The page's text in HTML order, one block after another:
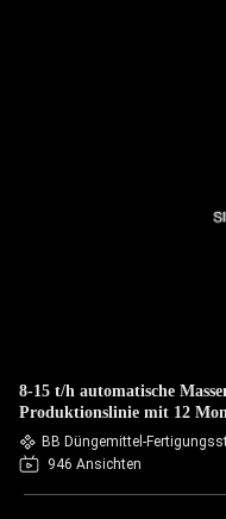
8-15 t/h automatische
Produktionslinie mit 12
BB Düngemittel-
946 Ansichten